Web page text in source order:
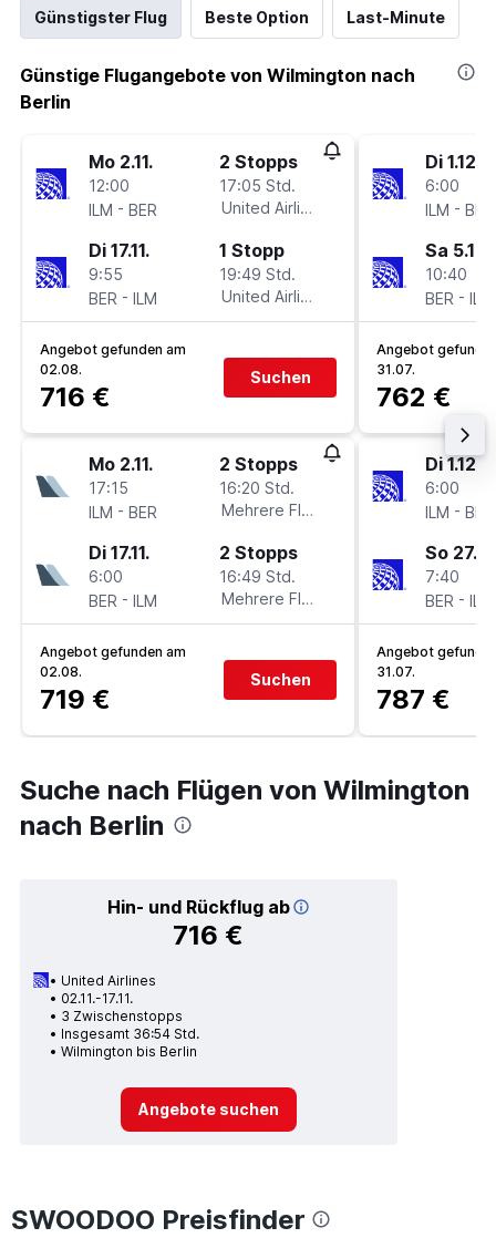
Günstigster Flug Beste Option Last-Minute
Günstige Flugangebote von Wilmington nach
Berlin
Mo 2.11.
12:00
ILM - BER
2 Stopps
17:05 Std.
United Airlines
Di 17.11.
9:55
BER - ILM
1 Stopp
19:49 Std.
United Airlines
Angebot gefunden am
02.08.
716 €
Suchen
Mo 2.11.
17:15
ILM - BER
2 Stopps
16:20 Std.
Mehrere Fluglinien
Di 17.11.
6:00
BER - ILM
2 Stopps
16:49 Std.
Mehrere Fluglinien
Angebot gefunden am
02.08.
719 €
Suchen
Di 1.12.
6:00
ILM - BER
Sa 5.12.
10:40
BER - ILM
Angebot
31.07.
762 €
Di 1.12.
6:00
ILM - BER
So
7:40
BER - ILM
Angebot
31.07.
787 €
Suche nach Flügen von Wilmington
nach Berlin
Hin- und Rückflug ab
716 €
United Airlines
02.11.-17.11.
3 Zwischenstopps
Insgesamt 36:54 Std.
Wilmington bis Berlin
Angebote suchen
SWOODOO Preisfinder